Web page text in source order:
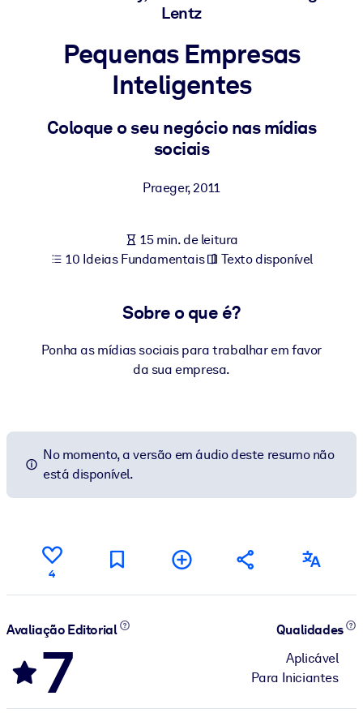
POR SISTEMA
Para LMS/LXP
Leve conhecimento verificado e conciso para seu LMS/LXP para
resultados de aprendizagem mais sólidos.
Para bibliotecas corporativas
negócios confiável e pronto para uso.
Alimente seus sistemas de IA com conhecimento confiável e
Lentz
Pequenas Empresas
Inteligentes
Coloque o seu negócio nas mídias
sociais
Praeger,2011
15 min. de leitura
10 Ideias Fundamentais
Texto disponível
Sobre o que é?
Ponha as mídias sociais para trabalhar em favor
da sua empresa.
No momento, a versão em áudio deste resumo não
está disponível.
4
Avaliação Editorial
7
Qualidades
Aplicável
Para Iniciantes